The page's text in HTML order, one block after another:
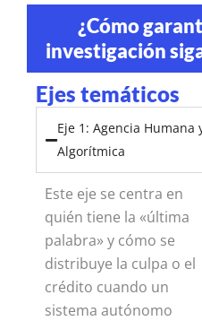
¿Cómo
investigación
Ejes temáticos
Eje 1: Agencia Humana
Algorítmica
Este eje se centra en
quién tiene la «última
palabra» y cómo se
distribuye la culpa o el
crédito cuando un
sistema autónomo